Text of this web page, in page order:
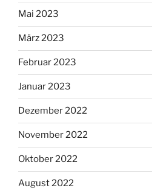
Mai 2023
März 2023
Februar 2023
Januar 2023
Dezember 2022
November 2022
Oktober 2022
August 2022